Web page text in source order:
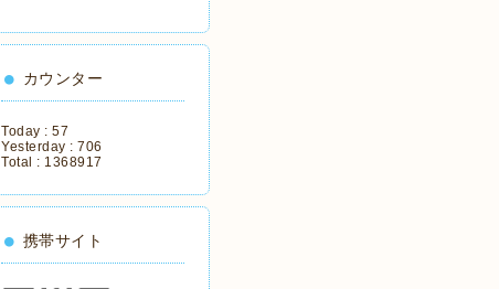
カウンター
Today : 57
Yesterday : 706
Total : 1368917
携帯サイト